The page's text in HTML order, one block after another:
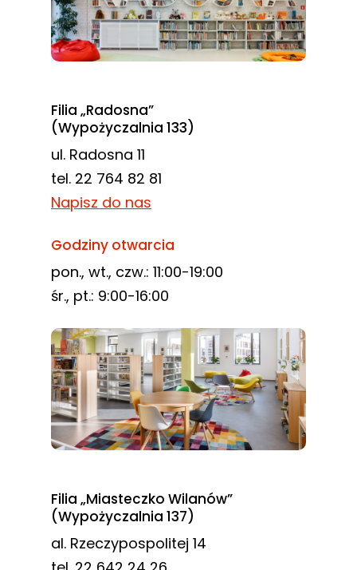
Filia „Radosna”
(Wypożyczalnia 133)
ul. Radosna 11
tel. 22 764 82 81
Napisz do nas
Godziny otwarcia
pon., wt., czw.: 11:00-19:00
śr., pt.: 9:00-16:00
Filia „Miasteczko Wilanów”
(Wypożyczalnia 137)
al. Rzeczypospolitej 14